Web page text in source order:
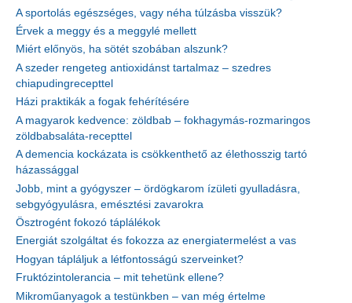
A sportolás egészséges, vagy néha túlzásba visszük?
Érvek a meggy és a meggylé mellett
Miért előnyös, ha sötét szobában alszunk?
A szeder rengeteg antioxidánst tartalmaz – szedres
chiapudingrecepttel
Házi praktikák a fogak fehérítésére
A magyarok kedvence: zöldbab – fokhagymás-rozmaringos
zöldbabsaláta-recepttel
A demencia kockázata is csökkenthető az élethosszig tartó
házassággal
Jobb, mint a gyógyszer – ördögkarom ízületi gyulladásra,
sebgyógyulásra, emésztési zavarokra
Ösztrogént fokozó táplálékok
Energiát szolgáltat és fokozza az energiatermelést a vas
Hogyan tápláljuk a létfontosságú szerveinket?
Fruktózintolerancia – mit tehetünk ellene?
Mikroműanyagok a testünkben – van még értelme